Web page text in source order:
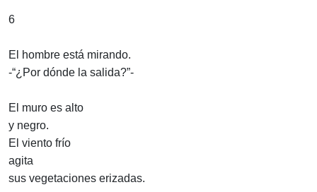
6
El hombre está mirando.
-“¿Por dónde la salida?”-
El muro es alto
y negro.
El viento frío
agita
sus vegetaciones erizadas.